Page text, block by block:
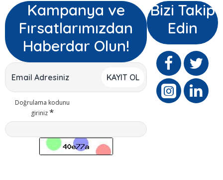
Kampanya ve
Fırsatlarımızdan
Haberdar Olun!
KAYIT OL
Doğrulama kodunu
giriniz
Bizi Takip
Edin